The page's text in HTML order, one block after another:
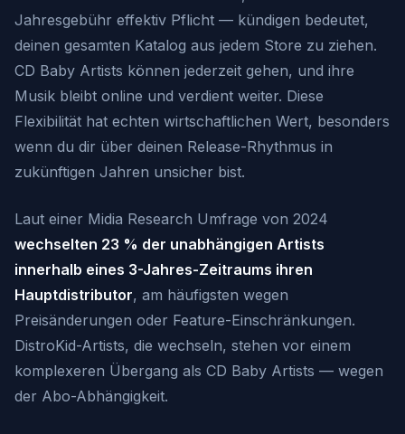
Jahresgebühr effektiv Pflicht — kündigen bedeutet,
deinen gesamten Katalog aus jedem Store zu ziehen.
CD Baby Artists können jederzeit gehen, und ihre
Musik bleibt online und verdient weiter. Diese
Flexibilität hat echten wirtschaftlichen Wert, besonders
wenn du dir über deinen Release-Rhythmus in
zukünftigen Jahren unsicher bist.
Laut einer Midia Research Umfrage von 2024
wechselten 23 % der unabhängigen Artists
innerhalb eines 3-Jahres-Zeitraums ihren
Hauptdistributor, am häufigsten wegen
Preisänderungen oder Feature-Einschränkungen.
DistroKid-Artists, die wechseln, stehen vor einem
komplexeren Übergang als CD Baby Artists — wegen
der Abo-Abhängigkeit.